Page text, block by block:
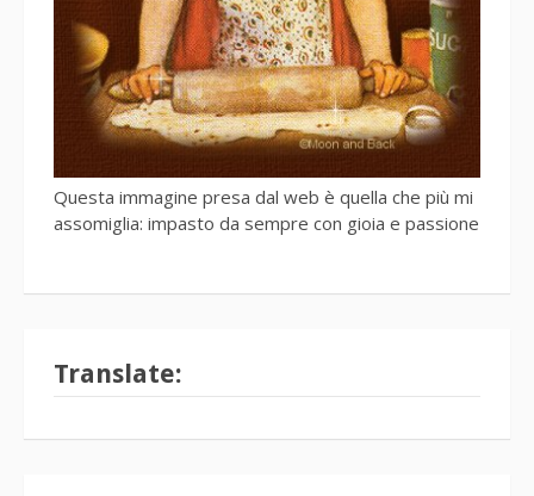
Questa immagine presa dal web è quella che più mi
assomiglia: impasto da sempre con gioia e passione
Translate: